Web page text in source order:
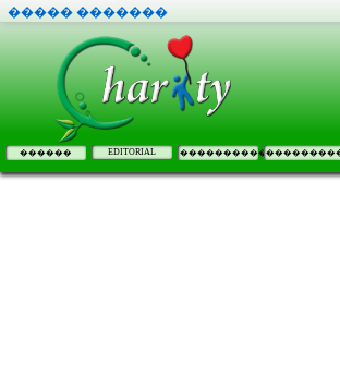
����� �������
������ EDITORIAL ����������